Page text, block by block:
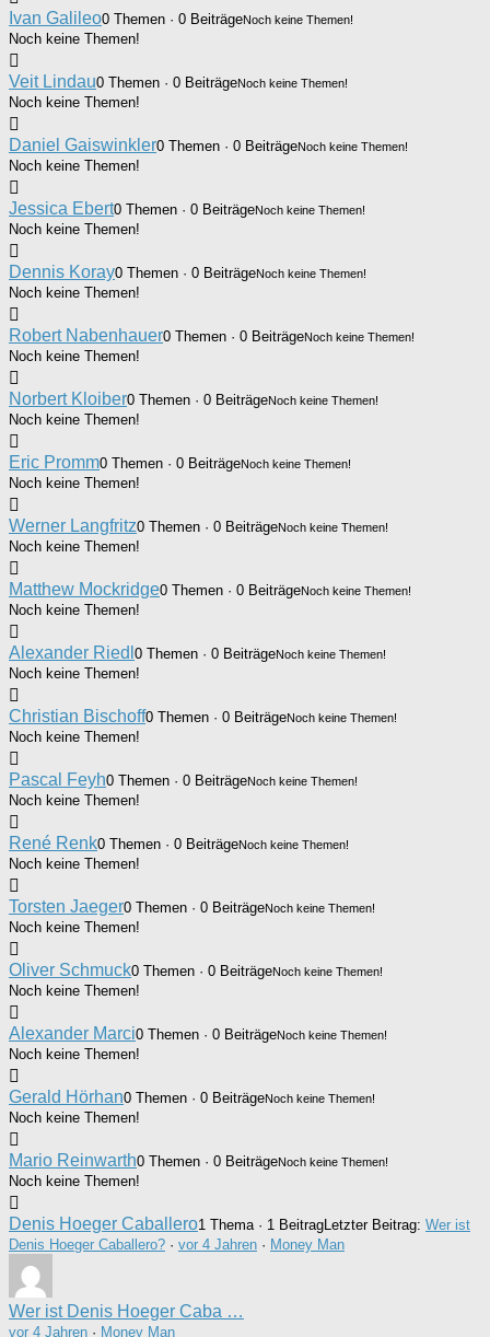
Ivan Galileo0 Themen · 0 BeiträgeNoch keine Themen!
Noch keine Themen!
Veit Lindau0 Themen · 0 BeiträgeNoch keine Themen!
Noch keine Themen!
Daniel Gaiswinkler0 Themen · 0 BeiträgeNoch keine Themen!
Noch keine Themen!
Jessica Ebert0 Themen · 0 BeiträgeNoch keine Themen!
Noch keine Themen!
Dennis Koray0 Themen · 0 BeiträgeNoch keine Themen!
Noch keine Themen!
Robert Nabenhauer0 Themen · 0 BeiträgeNoch keine Themen!
Noch keine Themen!
Norbert Kloiber0 Themen · 0 BeiträgeNoch keine Themen!
Noch keine Themen!
Eric Promm0 Themen · 0 BeiträgeNoch keine Themen!
Noch keine Themen!
Werner Langfritz0 Themen · 0 BeiträgeNoch keine Themen!
Noch keine Themen!
Matthew Mockridge0 Themen · 0 BeiträgeNoch keine Themen!
Noch keine Themen!
Alexander Riedl 0 Themen · 0 BeiträgeNoch keine Themen!
Noch keine Themen!
Christian Bischoff0 Themen · 0 BeiträgeNoch keine Themen!
Noch keine Themen!
Pascal Feyh0 Themen · 0 BeiträgeNoch keine Themen!
Noch keine Themen!
René Renk0 Themen · 0 BeiträgeNoch keine Themen!
Noch keine Themen!
Torsten Jaeger0 Themen · 0 BeiträgeNoch keine Themen!
Noch keine Themen!
Oliver Schmuck0 Themen · 0 BeiträgeNoch keine Themen!
Noch keine Themen!
Alexander Marci0 Themen · 0 BeiträgeNoch keine Themen!
Noch keine Themen!
Gerald Hörhan0 Themen · 0 BeiträgeNoch keine Themen!
Noch keine Themen!
Mario Reinwarth0 Themen · 0 BeiträgeNoch keine Themen!
Noch keine Themen!
Denis Hoeger Caballero1 Thema · 1 BeitragLetzter Beitrag: Wer ist
Denis Hoeger Caballero? · vor 4 Jahren · Money Man
Wer ist Denis Hoeger Caba …
vor 4 Jahren · Money Man